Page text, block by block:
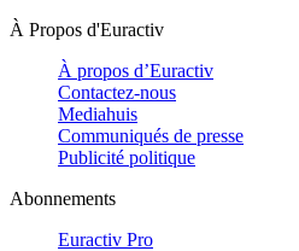
À Propos d'Euractiv
À propos d’Euractiv
Contactez-nous
Mediahuis
Communiqués de presse
Publicité politique
Abonnements
Euractiv Pro